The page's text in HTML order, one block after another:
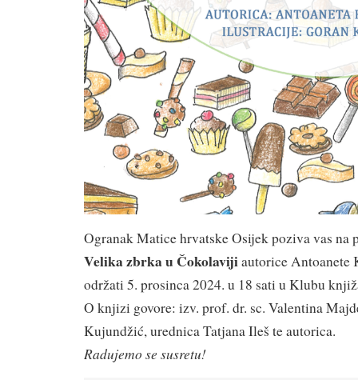
Ogranak Matice hrvatske Osijek poziva vas na
Velika zbrka u Čokolavijiautorice Antoanete
održati 5. prosinca 2024. u 18 sati u Klubu
O knjizi govore: izv. prof. dr. sc. Valentina
Kujundžić, urednica Tatjana Ileš te autorica.
Radujemo se susretu!